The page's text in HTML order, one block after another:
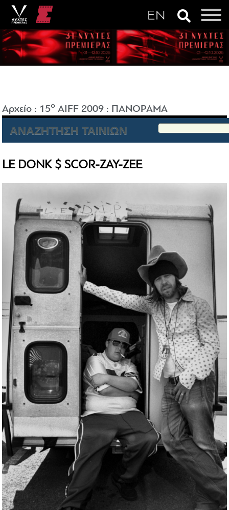
Αρχείο : 15o AIFF 2009 : ΠΑΝΟΡΑΜΑ
ΑΝΑΖΗΤΗΣΗ ΤΑΙΝΙΩΝ
LE DONK $ SCOR-ZAY-ZEE